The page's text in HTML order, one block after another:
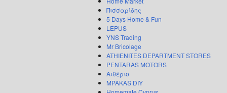
Πισσαρίδης
5 Days Home & Fun
LEPUS
YNS Trading
Mr Bricolage
ATHIENITES DEPARTMENT STORES
PENTARAS MOTORS
Αιθέριο
MPAKAS DIY